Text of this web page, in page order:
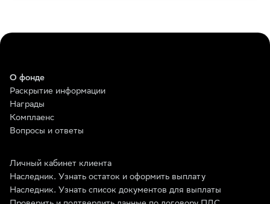
О фонде
Раскрытие информации
Награды
Комплаенс
Вопросы и ответы
Личный кабинет клиента
Наследник. Узнать остаток и оформить выплату
Наследник. Узнать список документов для выплаты